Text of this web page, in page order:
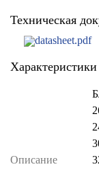
Техническая
datasheet.pdf
Описание